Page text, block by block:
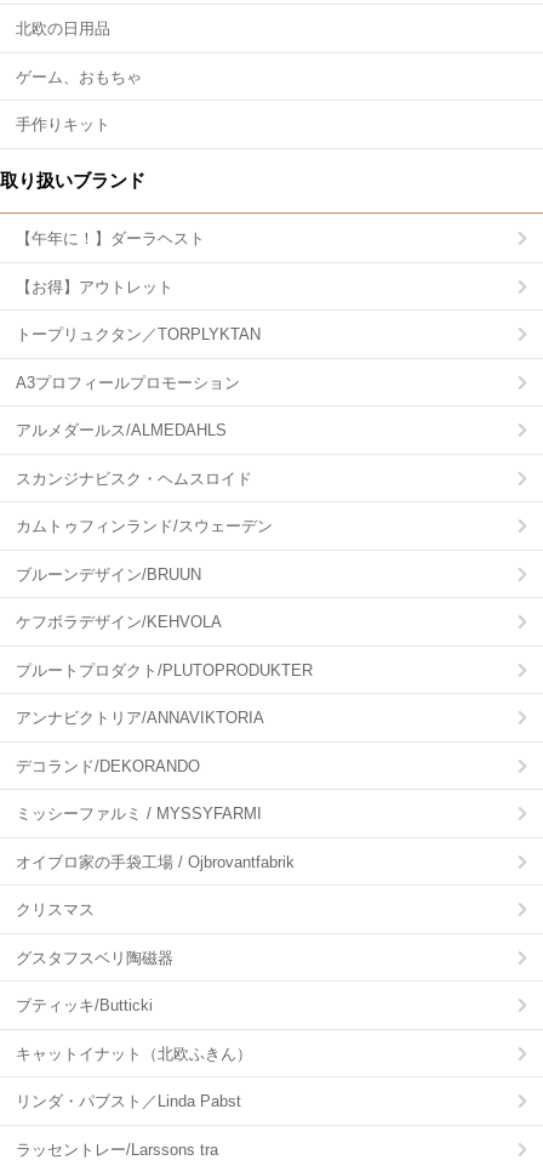
北欧の日用品
ゲーム、おもちゃ
手作りキット
取り扱いブランド
【午年に！】ダーラヘスト
【お得】アウトレット
トープリュクタン／TORPLYKTAN
A3プロフィールプロモーション
アルメダールス/ALMEDAHLS
スカンジナビスク・ヘムスロイド
カムトゥフィンランド/スウェーデン
ブルーンデザイン/BRUUN
ケフボラデザイン/KEHVOLA
プルートプロダクト/PLUTOPRODUKTER
アンナビクトリア/ANNAVIKTORIA
デコランド/DEKORANDO
ミッシーファルミ / MYSSYFARMI
オイブロ家の手袋工場 / Ojbrovantfabrik
クリスマス
グスタフスベリ陶磁器
ブティッキ/Butticki
キャットイナット（北欧ふきん）
リンダ・パブスト／Linda Pabst
ラッセントレー/Larssons tra